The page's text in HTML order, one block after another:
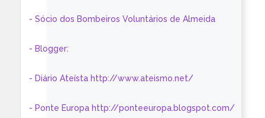
- Sócio dos Bombeiros Voluntários de Almeida
- Blogger:
- Diário Ateísta http://www.ateismo.net/
- Ponte Europa http://ponteeuropa.blogspot.com/